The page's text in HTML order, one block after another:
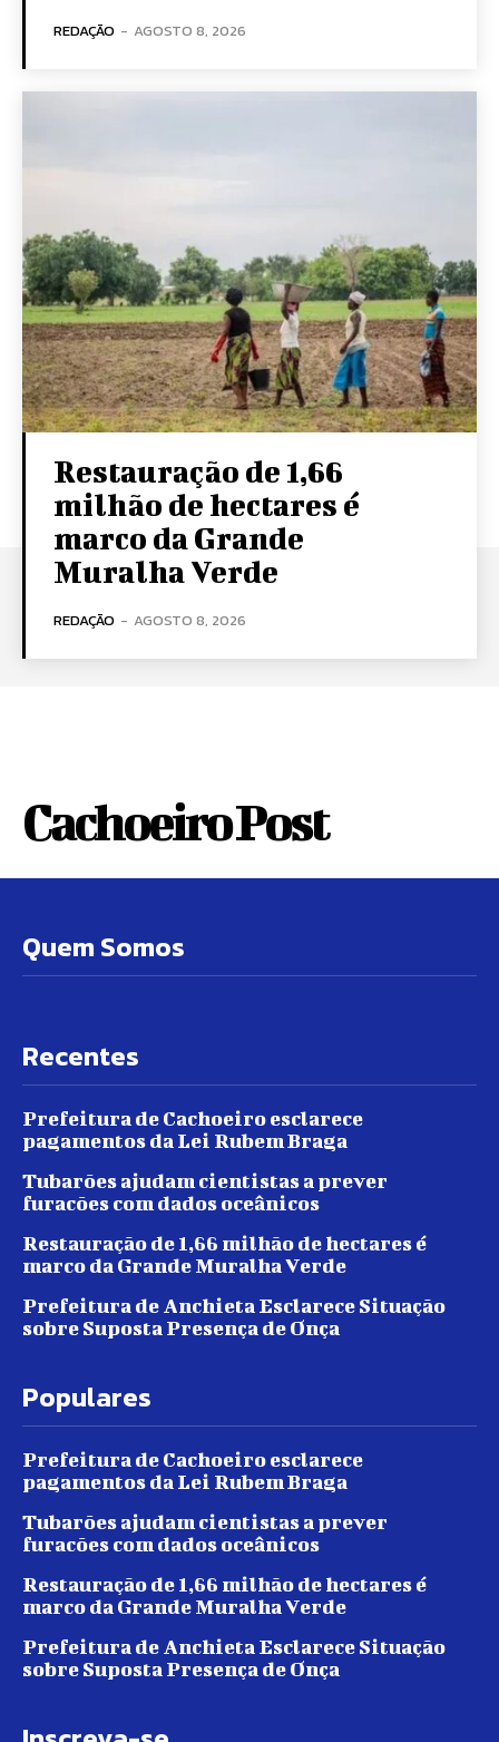
REDAÇÃO - AGOSTO 8, 2026
Restauração de 1,66
milhão de hectares é
marco da Grande
Muralha Verde
REDAÇÃO - AGOSTO 8, 2026
Cachoeiro Post
Quem Somos
Recentes
Prefeitura de Cachoeiro esclarece
pagamentos da Lei Rubem Braga
Tubarões ajudam cientistas a prever
furacões com dados oceânicos
Restauração de 1,66 milhão de hectares é
marco da Grande Muralha Verde
Prefeitura de Anchieta Esclarece Situação
sobre Suposta Presença de Onça
Populares
Prefeitura de Cachoeiro esclarece
pagamentos da Lei Rubem Braga
Tubarões ajudam cientistas a prever
furacões com dados oceânicos
Restauração de 1,66 milhão de hectares é
marco da Grande Muralha Verde
Prefeitura de Anchieta Esclarece Situação
sobre Suposta Presença de Onça